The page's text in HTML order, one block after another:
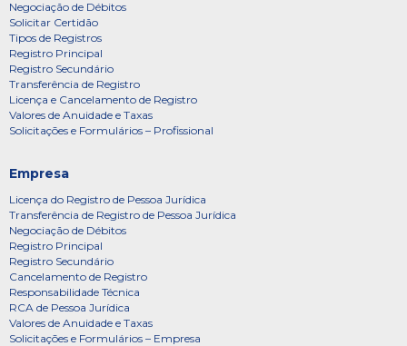
Negociação de Débitos
Solicitar Certidão
Tipos de Registros
Registro Principal
Registro Secundário
Transferência de Registro
Licença e Cancelamento de Registro
Valores de Anuidade e Taxas
Solicitações e Formulários – Profissional
Empresa
Licença do Registro de Pessoa Jurídica
Transferência de Registro de Pessoa Jurídica
Negociação de Débitos
Registro Principal
Registro Secundário
Cancelamento de Registro
Responsabilidade Técnica
RCA de Pessoa Jurídica
Valores de Anuidade e Taxas
Solicitações e Formulários – Empresa